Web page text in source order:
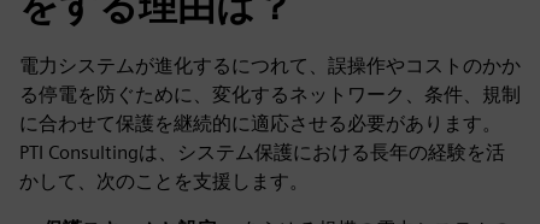
電力システムが進化するにつれて、誤操作やコストのかか
る停電を防ぐために、変化するネットワーク、条件、規制
に合わせて保護を継続的に適応させる必要があります。
PTI Consultingは、システム保護における長年の経験を活
かして、次のことを支援します。